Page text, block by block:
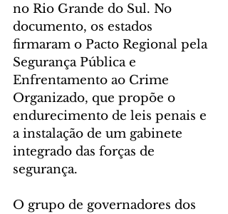
no Rio Grande do Sul. No
documento, os estados
firmaram o Pacto Regional pela
Segurança Pública e
Enfrentamento ao Crime
Organizado, que propõe o
endurecimento de leis penais e
a instalação de um gabinete
integrado das forças de
segurança.
O grupo de governadores dos